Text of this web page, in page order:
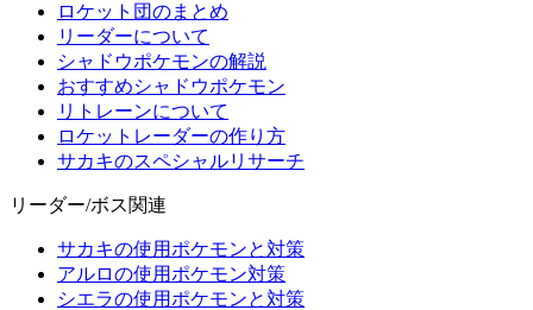
ロケット団のまとめ
リーダーについて
シャドウポケモンの解説
おすすめシャドウポケモン
リトレーンについて
ロケットレーダーの作り方
サカキのスペシャルリサーチ
リーダー/ボス関連
サカキの使用ポケモンと対策
アルロの使用ポケモン対策
シエラの使用ポケモンと対策